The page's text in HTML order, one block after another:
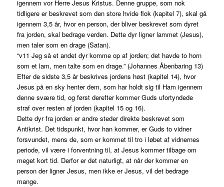
igennem vor Herre Jesus Kristus. Denne gruppe, som nok
tidligere er beskrevet som den store hvide flok (kapitel 7), skal gå
igennem 3,5 år, hvor en person, der bliver beskrevet som dyret
fra jorden, skal bedrage verden. Dette dyr ligner lammet (Jesus),
men taler som en drage (Satan).
“v11 Jeg så et andet dyr komme op af jorden; det havde to horn
som et lam, men talte som en drage.” (Johannes Åbenbaring 13)
Efter de sidste 3,5 år beskrives jordens høst (kapitel 14), hvor
Jesus på en sky henter dem, som har holdt sig til Ham igennem
denne svære tid, og først derefter kommer Guds ufortyndede
straf over resten af jorden (kapitel 15 og 16).
Dette dyr fra jorden er andre steder direkte beskrevet som
Antikrist. Det tidspunkt, hvor han kommer, er Guds to vidner
forsvundet, mens de, som er kommet til tro i løbet af vidnernes
periode, vil være i forventning til, at Jesus kommer tilbage om
meget kort tid. Derfor er det naturligt, at når der kommer en
person der ligner Jesus, men ikke er Jesus, vil det bedrage
mange.